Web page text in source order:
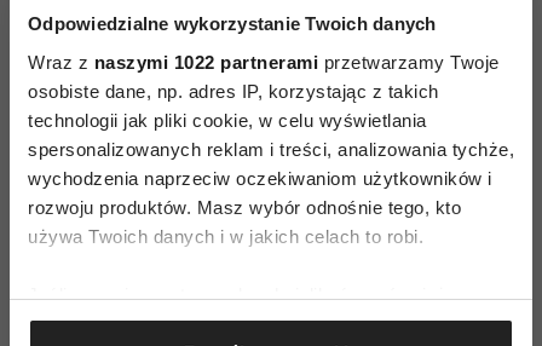
Odpowiedzialne wykorzystanie Twoich danych
Wraz z naszymi 1022 partnerami przetwarzamy Twoje
osobiste dane, np. adres IP, korzystając z takich
technologii jak pliki cookie, w celu wyświetlania
spersonalizowanych reklam i treści, analizowania tychże,
wychodzenia naprzeciw oczekiwaniom użytkowników i
rozwoju produktów. Masz wybór odnośnie tego, kto
używa Twoich danych i w jakich celach to robi.
Jeśli wyrazisz na to zgodę, chcielibyśmy również:
Gromadzić dane dotyczące Twojej lokalizacji
W przypadku treningów wytrzymałościowych
oraz treningów trwających ponad godzinę,
należy zadbać o utrzymanie odpowiedniego
poziomu wody (płynów ustrojowych),
elektrolitów i węglowodanów, zwłaszcza
w trakcie upałów. Aby spowolnić proces
należy zjeść owoce wypić 100% sok albo mus
zawierający łatwo przyswajalne węglowodany,